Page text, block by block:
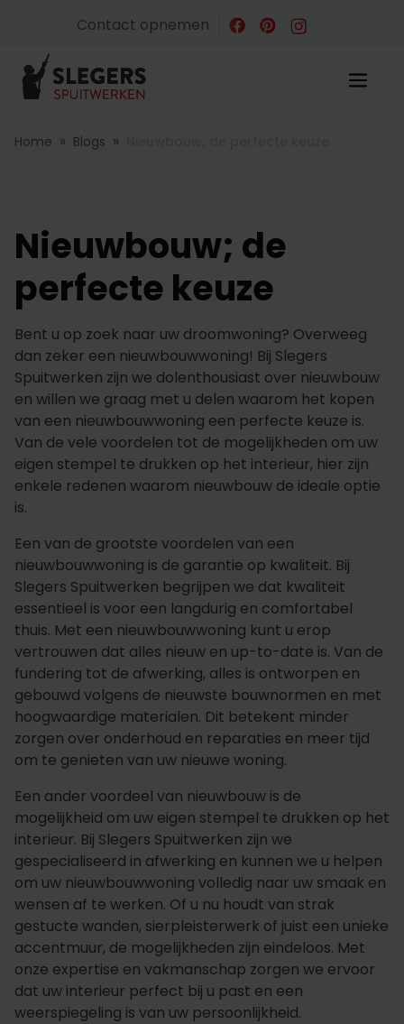
Contact opnemen
Home » Blogs »
Nieuwbouw; de
perfecte keuze
Bent u op zoek naar uw droomwoning? Overweeg
dan zeker een nieuwbouwwoning! Bij Slegers
Spuitwerken zijn we dolenthousiast over nieuwbouw
en willen we graag met u delen waarom het kopen
van een nieuwbouwwoning een perfecte keuze is.
Van de vele voordelen tot de mogelijkheden om uw
eigen stempel te drukken op het interieur, hier zijn
enkele redenen waarom nieuwbouw de ideale optie
is.
Een van de grootste voordelen van een
nieuwbouwwoning is de garantie op kwaliteit. Bij
Slegers Spuitwerken begrijpen we dat kwaliteit
essentieel is voor een langdurig en comfortabel
thuis. Met een nieuwbouwwoning kunt u erop
vertrouwen dat alles nieuw en up-to-date is. Van de
fundering tot de afwerking, alles is ontworpen en
gebouwd volgens de nieuwste bouwnormen en met
hoogwaardige materialen. Dit betekent minder
zorgen over onderhoud en reparaties en meer tijd
om te genieten van uw nieuwe woning.
Een ander voordeel van nieuwbouw is de
mogelijkheid om uw eigen stempel te drukken op het
interieur. Bij Slegers Spuitwerken zijn we
gespecialiseerd in afwerking en kunnen we u helpen
om uw nieuwbouwwoning volledig naar uw smaak en
wensen af te werken. Of u nu houdt van strak
gestucte wanden, sierpleisterwerk of juist een unieke
accentmuur, de mogelijkheden zijn eindeloos. Met
onze expertise en vakmanschap zorgen we ervoor
dat uw interieur perfect bij u past en een
weerspiegeling is van uw persoonlijkheid.